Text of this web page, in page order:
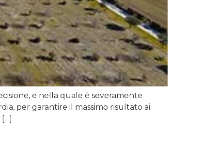
e nella quale è severamente
per garantire il massimo risultato ai